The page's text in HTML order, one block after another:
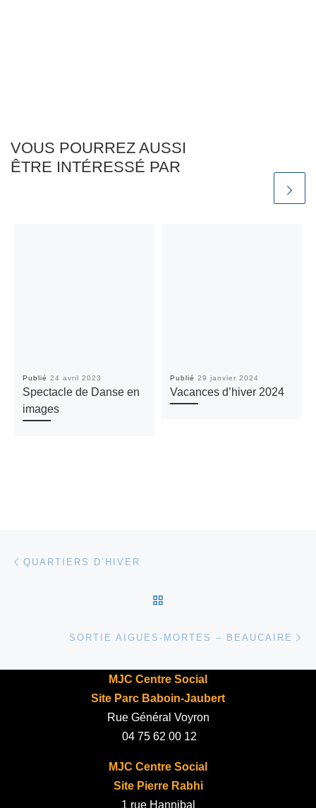
VOUS POURREZ AUSSI
ÊTRE INTÉRESSÉ PAR
Publié 24 avril 2023
Spectacle de Danse en
images
Publié 29 janvier 2024
Vacances d’hiver 2024
Parcourir les articles
QUARTIERS D’HIVER
SORTIE AIGUES-MORTES – BEAUCAIRE
MJC Centre Social
Site Parc Baboin-Jaubert
Rue Général Voyron
04 75 62 00 12
MJC Centre Social
Site Pierre Rabhi
1 rue Hannibal